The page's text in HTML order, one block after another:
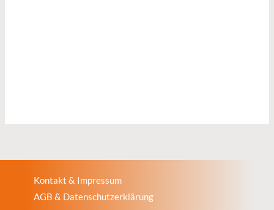
Kontakt & Impressum
AGB & Datenschutzerklärung